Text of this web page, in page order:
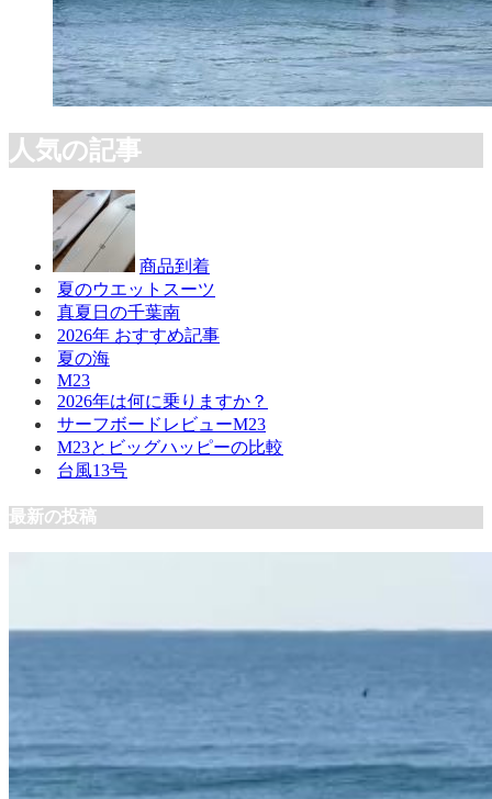
人気の記事
商品到着
夏のウエットスーツ
真夏日の千葉南
2026年 おすすめ記事
夏の海
M23
2026年は何に乗りますか？
サーフボードレビューM23
M23とビッグハッピーの比較
台風13号
最新の投稿